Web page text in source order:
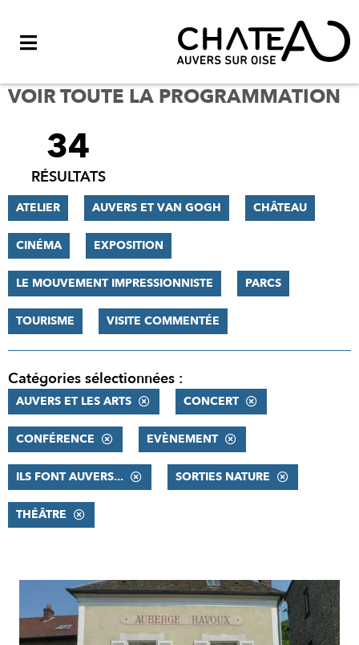
VOIR TOUTE LA PROGRAMMATION
FILTRER
RÉSULTATS
34
RÉSULTATS
ATELIER AUVERS ET VAN GOGH CHÂTEAU
CINÉMA EXPOSITION
LE MOUVEMENT IMPRESSIONNISTE PARCS
TOURISME VISITE COMMENTÉE
Catégories sélectionnées :
AUVERS ET LES ARTS CONCERT
CONFÉRENCE EVÈNEMENT
ILS FONT AUVERS... SORTIES NATURE
THÉÂTRE
RÉSULTATS